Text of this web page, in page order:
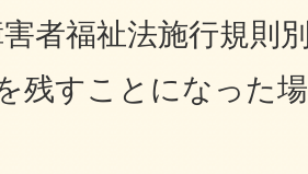
者福祉法施行規則
残すことになった